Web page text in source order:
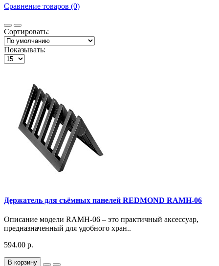
Сравнение товаров (0)
Сортировать:
Показывать:
Держатель для съёмных панелей REDMOND RAMH-06
Описание модели RAMH-06 – это практичный аксессуар,
предназначенный для удобного хран..
594.00 р.
В корзину